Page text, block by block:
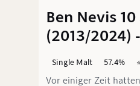
Ben Nevis
(2013/2024)
Single Malt 57.4%
Vor einiger Zeit